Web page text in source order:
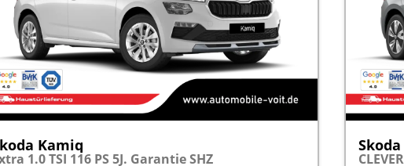
Kamiq
1.0 TSI 116 PS 5J. Garantie SHZ